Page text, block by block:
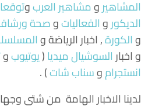
المشاهيرومشاهير العربو
الديكوروالفعالياتوصحة
والكورة, اخبار الرياضة و
و اخبارالسوشيال ميديا(يوتيوبو
انستجراموسناب شات) .
لدينا الاخبار الهامة من شتى